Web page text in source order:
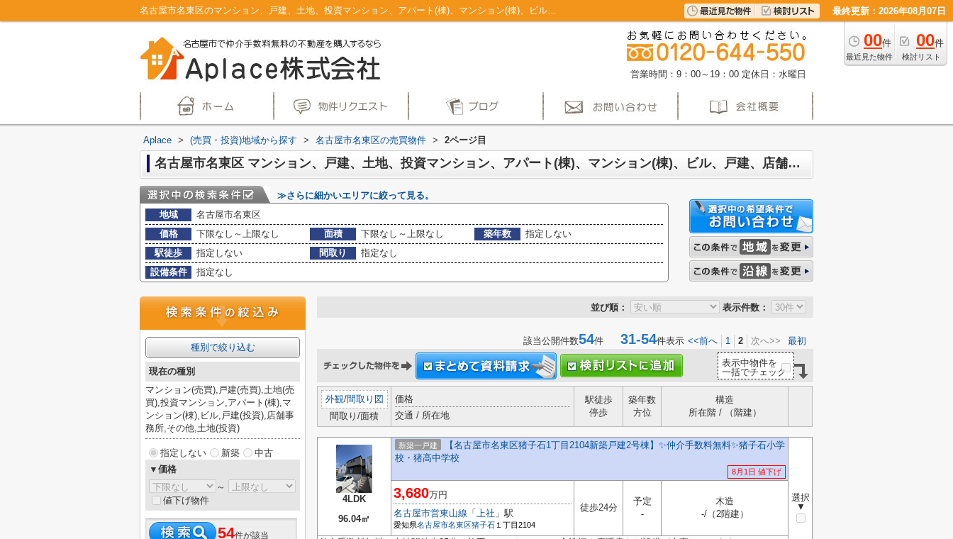
名古屋市名東区のマンション、戸建、土地、投資マンション、アパート(棟)、マンション(棟)、ビル、戸建、店舗事務所、その他、土地一覧｜仲介手数料無料！名古屋市で新築戸建てを探すならAplace(2ページ目) 最終更新：2026年08月07日
00件
最近見た物件
00件
検討リスト
営業時間：9：00～19：00 定休日：水曜日
Aplace > (売買・投資)地域から探す > 名古屋市名東区の売買物件 > 2ページ目
名古屋市名東区 マンション、戸建、土地、投資マンション、アパート(棟)、マンション(棟)、ビル、戸建、店舗事務所、その他、土地一覧(2ページ目)
≫さらに細かいエリアに絞って見る。
地域
名古屋市名東区
価格
下限なし～上限なし 面積 下限なし～上限なし 築年数
指定しない
駅徒歩
指定しない 間取り
指定なし
設備条件
指定なし
並び順： 表示件数：
該当公開件数54件 31-54件表示 <<前へ 1 2 次へ>> 最初
表示中物件を
一括でチェック
外観/間取り図
間取り/面積
価格
交通 / 所在地
駅徒歩
停歩
築年数
方位
構造
所在階 / （階建）
4LDK
96.04㎡
新築一戸建
【名古屋市名東区猪子石1丁目2104新築戸建2号棟】✨️仲介手数料無料✨️猪子石小学
校・猪高中学校
8月1日 値下げ
選択
▼
3,680万円
名古屋市営東山線 「 上社 」駅
愛知県名古屋市名東区猪子石 １丁目2104
徒歩24分
予定
-
木造
-/（2階建）
種別で絞り込む
現在の種別
マンション(売買),戸建(売買),土地(売
買),投資マンション,アパート(棟),マ
ンション(棟),ビル,戸建(投資),店舗事
務所,その他,土地(投資)
指定しない 新築
中古
▼価格
～
値下げ物件
54件が該当